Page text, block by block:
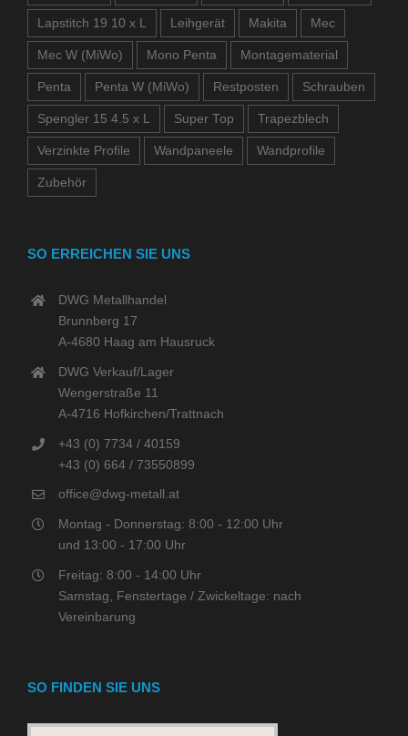
Lapstitch 19 10 x L Leihgerät Makita Mec
Mec W (MiWo) Mono Penta Montagematerial
Penta Penta W (MiWo) Restposten Schrauben
Spengler 15 4.5 x L Super Top Trapezblech
Verzinkte Profile Wandpaneele Wandprofile
Zubehör
SO ERREICHEN SIE UNS
DWG Metallhandel
Brunnberg 17
A-4680 Haag am Hausruck
DWG Verkauf/Lager
Wengerstraße 11
A-4716 Hofkirchen/Trattnach
+43 (0) 7734 / 40159
+43 (0) 664 / 73550899
office@dwg-metall.at
Montag - Donnerstag: 8:00 - 12:00 Uhr
und 13:00 - 17:00 Uhr
Freitag: 8:00 - 14:00 Uhr
Samstag, Fenstertage / Zwickeltage: nach
Vereinbarung
SO FINDEN SIE UNS